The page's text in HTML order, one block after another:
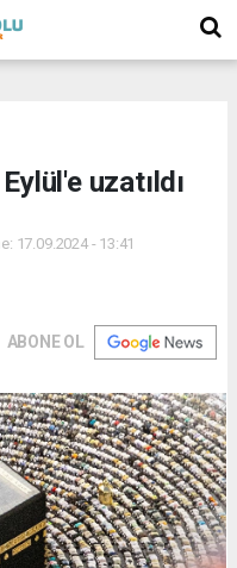
uzatıldı
17.09.2024 - 13:41
ABONE OL